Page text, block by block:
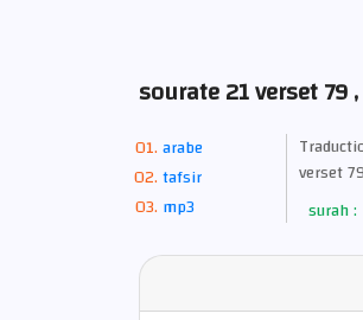
sourate 21 verset
arabe
tafsir
mp3
surah :